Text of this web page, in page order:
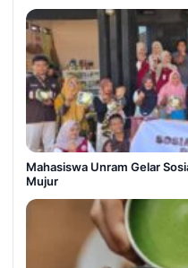
Mahasiswa Unram Gelar
Mujur